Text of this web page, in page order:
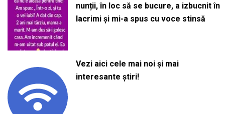
nunții, în loc să se bucure, a izbucnit în
lacrimi și mi-a spus cu voce stinsă
Vezi aici cele mai noi și mai
interesante știri!